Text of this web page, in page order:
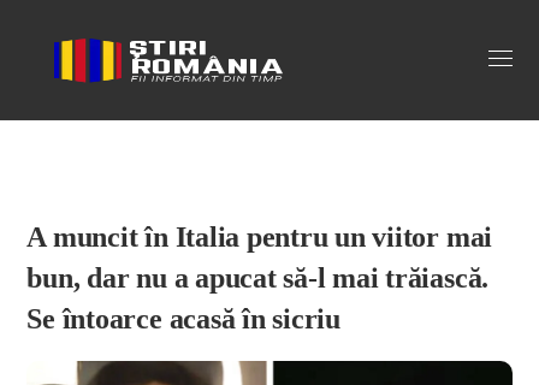
Stiri Romania
A muncit în Italia pentru un viitor mai
bun, dar nu a apucat să-l mai trăiască.
Se întoarce acasă în sicriu